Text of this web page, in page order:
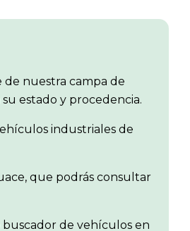
nuestra campa de
estado y procedencia.
industriales de
que podrás consultar
de vehículos en